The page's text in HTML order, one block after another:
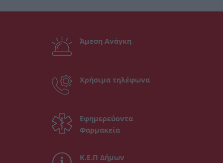
Άμεση Ανάγκη
Χρήσιμα τηλέφωνα
Εφημερεύοντα
Φαρμακεία
Κ.Ε.Π Δήμων